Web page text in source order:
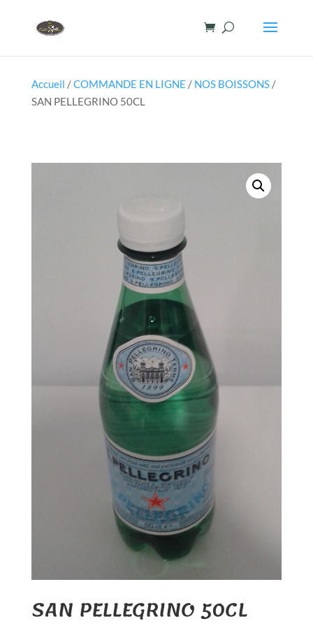
Accueil /COMMANDE EN LIGNE / NOS BOISSONS/
SAN PELLEGRINO 50CL
SAN PELLEGRINO 50CL